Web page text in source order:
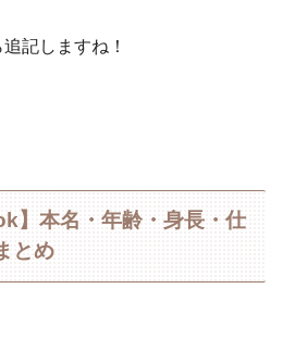
記しますね！
】本名・年齢・身長・仕
とめ